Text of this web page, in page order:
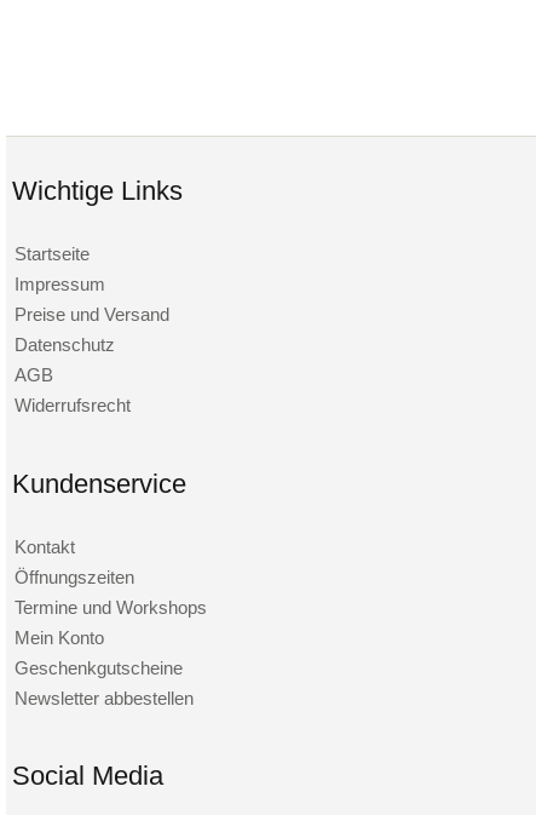
Wichtige Links
Startseite
Impressum
Preise und Versand
Datenschutz
AGB
Widerrufsrecht
Kundenservice
Kontakt
Öffnungszeiten
Termine und Workshops
Mein Konto
Geschenkgutscheine
Newsletter abbestellen
Social Media